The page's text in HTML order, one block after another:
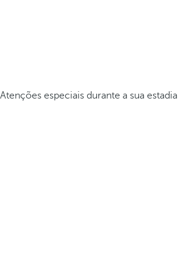
Atenções especiais durante a sua estadia